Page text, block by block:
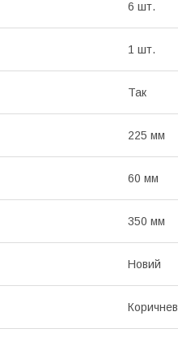
6 шт.
1 шт.
Так
225 мм
60 мм
350 мм
Новий